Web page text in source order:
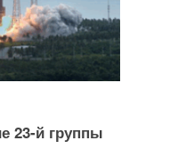
23-й группы